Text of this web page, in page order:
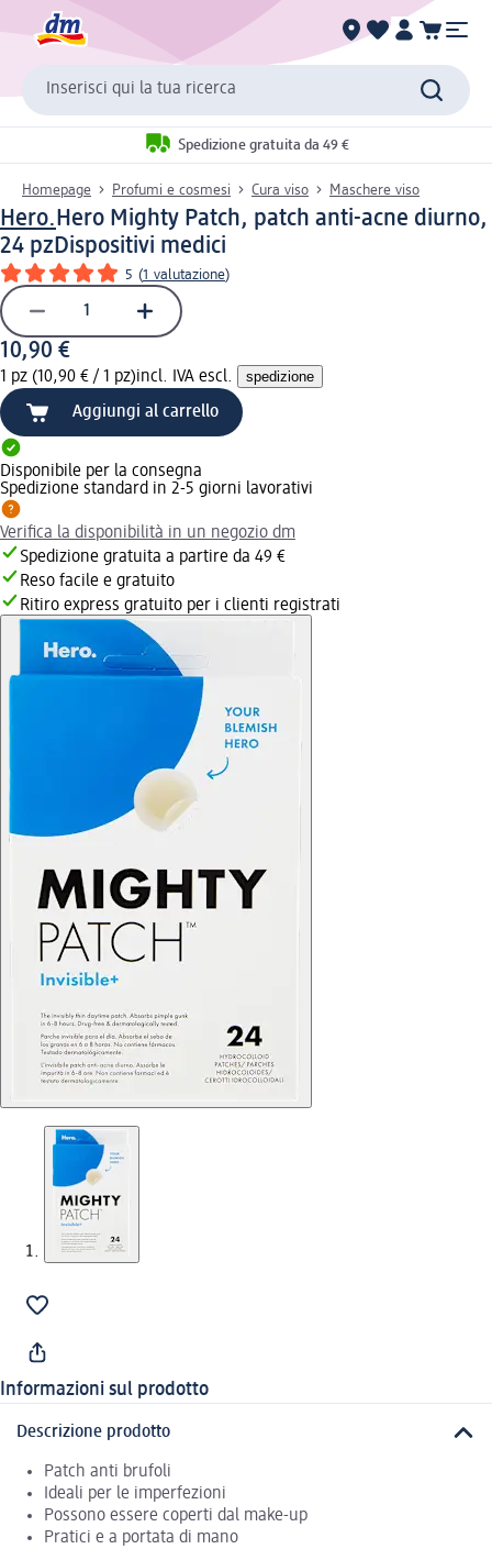
Inserisci qui la tua ricerca
Spedizione gratuita da 49 €
Homepage Profumi e cosmesi Cura viso Maschere viso
Hero. Hero Mighty Patch, patch anti-acne diurno,
24 pzDispositivi medici
5 (1 valutazione)
10,90 €
1 pz (10,90 € / 1 pz)incl. IVA escl. spedizione
Aggiungi al carrello
Disponibile per la consegna
Spedizione standard in 2-5 giorni lavorativi
Verifica la disponibilità in un negozio dm
Spedizione gratuita a partire da 49 €
Reso facile e gratuito
Ritiro express gratuito per i clienti registrati
Informazioni sul prodotto
Descrizione prodotto
Patch anti brufoli
Ideali per le imperfezioni
Possono essere coperti dal make-up
Pratici e a portata di mano